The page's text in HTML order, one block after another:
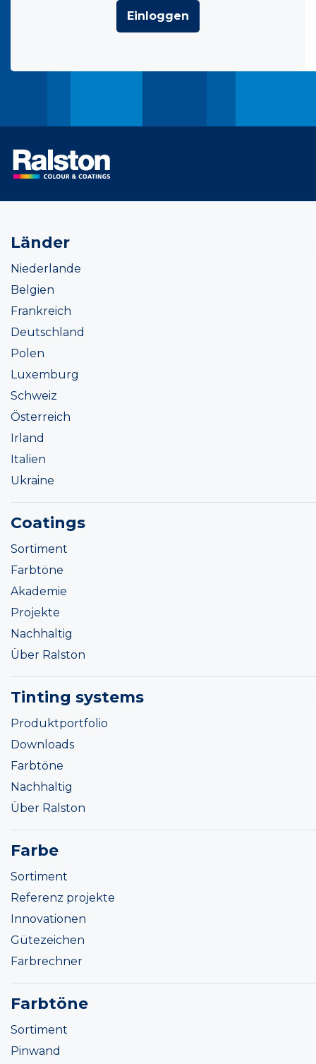
Einloggen
Länder
Niederlande
Belgien
Frankreich
Deutschland
Polen
Luxemburg
Schweiz
Österreich
Irland
Italien
Ukraine
Coatings
Sortiment
Farbtöne
Akademie
Projekte
Nachhaltig
Über Ralston
Tinting systems
Produktportfolio
Downloads
Farbtöne
Nachhaltig
Über Ralston
Farbe
Sortiment
Referenz projekte
Innovationen
Gütezeichen
Farbrechner
Farbtöne
Sortiment
Pinwand